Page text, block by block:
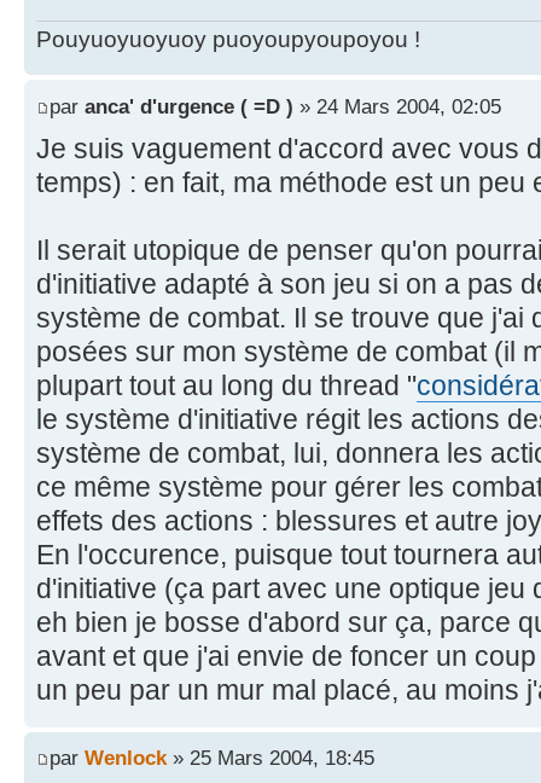
Pouyuoyuoyuoy puoyoupyoupoyou !
par anca' d'urgence ( =D ) » 24 Mars 2004, 02:05
Je suis vaguement d'accord avec vous
temps) : en fait, ma méthode est un peu
Il serait utopique de penser qu'on
d'initiative adapté à son jeu si on a pas
système de combat. Il se trouve que j'ai
posées sur mon système de combat (il
plupart tout au long du thread "
le système d'initiative régit les actions
système de combat, lui, donnera les
ce même système pour gérer les
effets des actions : blessures et autre
En l'occurence, puisque tout tournera
d'initiative (ça part avec une optique jeu
eh bien je bosse d'abord sur ça, parce
avant et que j'ai envie de foncer un
un peu par un mur mal placé, au moins
par Wenlock» 25 Mars 2004, 18:45